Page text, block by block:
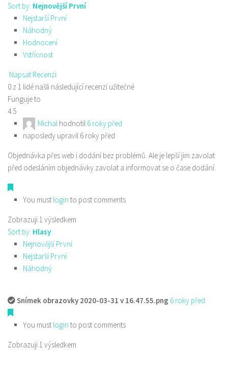
Sort by: Nejnovější První
Nejstarší První
Náhodný
Hodnocení
Vstřícnost
Napsat Recenzi
0 z 1 lidé našli následující recenzi užitečné
Funguje to
4.5
Michal hodnotil 6 roky před
naposledy upravil 6 roky před
Objednávka přes web i dodání bez problémů. Ale je lepší jim zavolat
před odesláním objednávky zavolat a informovat se o čase dodání.
You must login to post comments
Zobrazuji 1 výsledkem
Sort by: Hlasy
Nejnovější První
Nejstarší První
Náhodný
Snímek obrazovky 2020-03-31 v 16.47.55.png 6 roky před
You must login to post comments
Zobrazuji 1 výsledkem